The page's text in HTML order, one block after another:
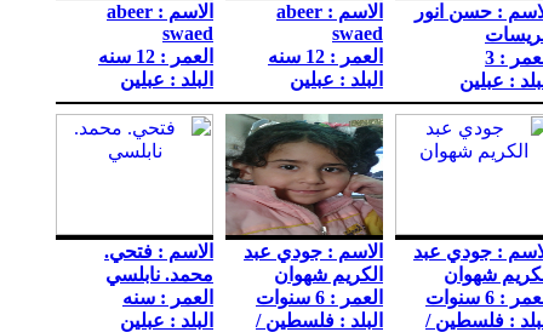
: حسن انور
: 3
: عبلين
الاسم : abeer
swaed
العمر : 12 سنه
البلد : عبلين
الاسم : abeer
swaed
العمر : 12 سنه
البلد : عبلين
: جودي عبد
شهوان
: 6 سنوات
: فلسطين /
الاسم : جودي عبد
الكريم شهوان
العمر : 6 سنوات
البلد : فلسطين /
الاسم : فتحي.
محمد. نابلسي
العمر : سنه
البلد : عبلين